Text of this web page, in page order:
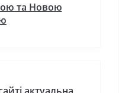
та Новою